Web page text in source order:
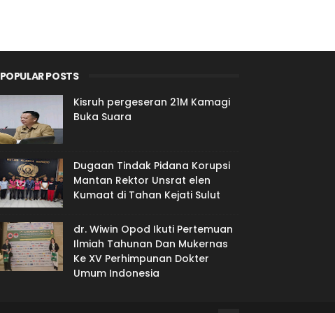
POPULAR POSTS
Kisruh pergeseran 21M Kamagi
Buka Suara
Dugaan Tindak Pidana Korupsi
Mantan Rektor Unsrat elen
Kumaat di Tahan Kejati Sulut
dr. Wiwin Opod Ikuti Pertemuan
Ilmiah Tahunan Dan Mukernas
Ke XV Perhimpunan Dokter
Umum Indonesia